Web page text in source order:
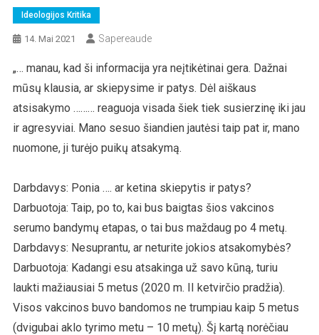
Ideologijos Kritika
14. Mai 2021 Sapereaude
„… manau, kad ši informacija yra neįtikėtinai gera. Dažnai
mūsų klausia, ar skiepysime ir patys. Dėl aiškaus
atsisakymo ……… reaguoja visada šiek tiek susierzinę iki jau
ir agresyviai. Mano sesuo šiandien jautėsi taip pat ir, mano
nuomone, ji turėjo puikų atsakymą.
Darbdavys: Ponia …. ar ketina skiepytis ir patys?
Darbuotoja: Taip, po to, kai bus baigtas šios vakcinos
serumo bandymų etapas, o tai bus maždaug po 4 metų.
Darbdavys: Nesuprantu, ar neturite jokios atsakomybės?
Darbuotoja: Kadangi esu atsakinga už savo kūną, turiu
laukti mažiausiai 5 metus (2020 m. II ketvirčio pradžia).
Visos vakcinos buvo bandomos ne trumpiau kaip 5 metus
(dvigubai aklo tyrimo metu – 10 metų). Šį kartą norėčiau